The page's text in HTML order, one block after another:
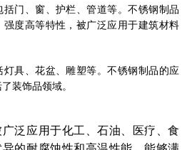
括门、窗、护栏、管道等。不锈钢制品
强度高等特性，被广泛应用于建筑材料
灯具、花盆、雕塑等。不锈钢制品的应
装饰品领域。
泛应用于化工、石油、医疗、食